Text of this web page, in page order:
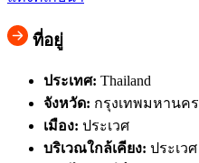
ที่อยู่
ประเทศ: Thailand
จังหวัด: กรุงเทพมหานคร
เมือง: ประเวศ
บริเวณใกล้เคียง: ประเวศ